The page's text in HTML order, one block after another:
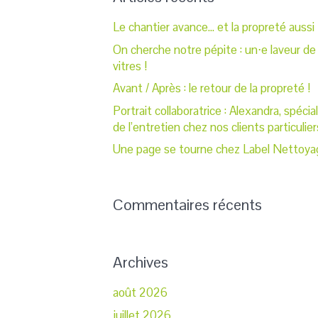
Le chantier avance… et la propreté aussi
On cherche notre pépite : un⋅e laveur de
vitres !
Avant / Après : le retour de la propreté !
Portrait collaboratrice : Alexandra,
de l’entretien chez nos clients
Une page se tourne chez Label
Commentaires récents
Archives
août 2026